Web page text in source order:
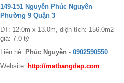
149-151 Nguyễn Phúc Nguyên
Phường 9 Quận 3
DT: 12.0m x 13.0m, diện tích: 156.0m2
giá: 7.0 tỷ
Liên hệ: Phúc Nguyễn - 0902590550
Website: http://matbangdep.com